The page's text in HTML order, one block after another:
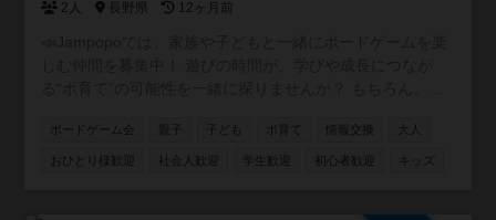
2人 長野県 12ヶ月前
も大歓迎。 ボドゲ初心者も大丈夫！ルールの説明やおすす
めゲームもシェアしていきます◎ ボードゲームを通して、
ボードゲーム会 親子 子ども ボ育て 情報交換 大人
おひとり様歓迎 社会人歓迎 学生歓迎 初心者歓迎 キッズ